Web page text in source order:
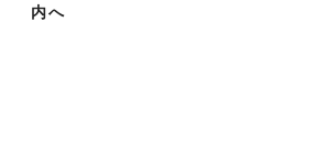
内へ